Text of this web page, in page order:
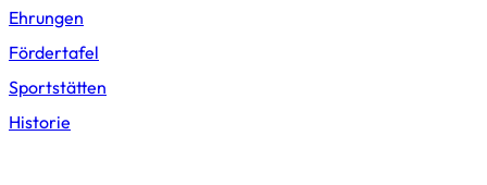
Ehrungen
Fördertafel
Sportstätten
Historie